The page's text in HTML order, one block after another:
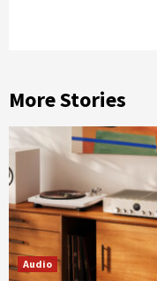
More Stories
Audio